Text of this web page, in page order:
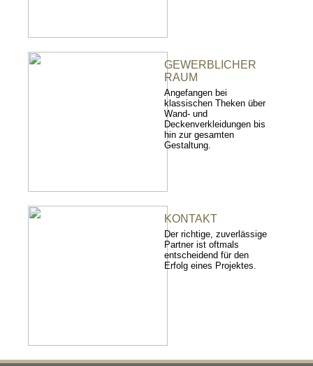
GEWERBLICHER
RAUM
Angefangen bei
klassischen Theken über
Wand- und
Deckenverkleidungen bis
hin zur gesamten
Gestaltung.
KONTAKT
Der richtige, zuverlässige
Partner ist oftmals
entscheidend für den
Erfolg eines Projektes.